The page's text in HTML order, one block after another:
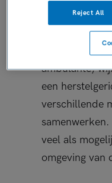
Er wordt
methode: een
ambulante,
een
verschillende
veel als
omgeving van
Reject All